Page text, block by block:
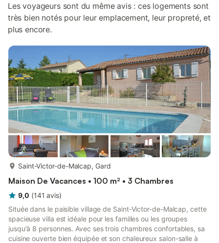
Les voyageurs sont du même avis : ces logements sont
très bien notés pour leur emplacement, leur propreté, et
plus encore.
Saint-Victor-de-Malcap, Gard
Maison De Vacances • 100 m² • 3 Chambres
9,0 (141 avis)
Située dans le paisible village de Saint-Victor-de-Malcap, cette
spacieuse villa est idéale pour les familles ou les groupes
jusqu'à 8 personnes. Avec ses trois chambres confortables, sa
cuisine ouverte bien équipée et son chaleureux salon-salle à